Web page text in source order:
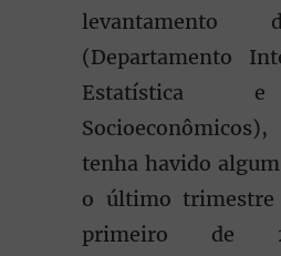
levantamento
(Departamento
Estatística
tenha havido
o último
primeiro de